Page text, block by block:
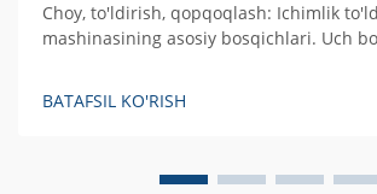
Choy, to'ldirish, qopqoqlash: Ichimlik
mashinasining asosiy bosqichlari. Uch
muvofiqlikda bo'lgan jarayonni amalga
BATAFSIL KO'RISH